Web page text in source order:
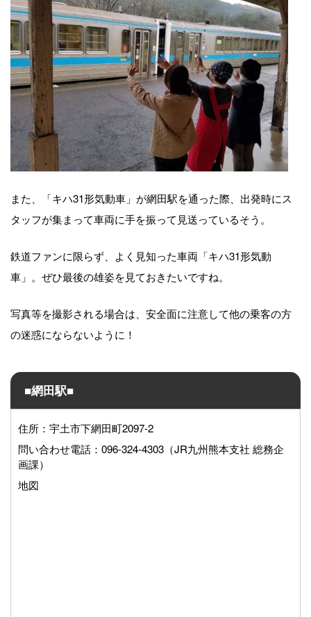
また、「キハ31形気動車」が網田駅を通った際、出発時にス
タッフが集まって車両に手を振って見送っているそう。
鉄道ファンに限らず、よく見知った車両「キハ31形気動
車」。ぜひ最後の雄姿を見ておきたいですね。
写真等を撮影される場合は、安全面に注意して他の乗客の方
の迷惑にならないように！
■網田駅■
住所：宇土市下網田町2097-2
問い合わせ電話：096-324-4303（JR九州熊本支社 総務企
画課）
地図